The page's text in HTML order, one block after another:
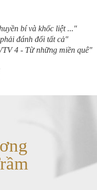
bí và khốc liệt ..."
đánh đổi tất cả"
4 - Từ những miền quê"